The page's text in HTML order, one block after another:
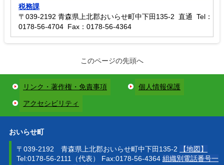
税務課
〒039-2192 青森県上北郡おいらせ町中下田135-2 直通 Tel：
0178-56-4704 Fax：0178-56-4364
このページの先頭へ
リンク・著作権・免責事項 個人情報保護
アクセシビリティ
おいらせ町
〒039-2192 青森県上北郡おいらせ町中下田135-2
【地図】
Tel:0178-56-2111（代表） Fax:0178-56-4364 組織別電話番号一